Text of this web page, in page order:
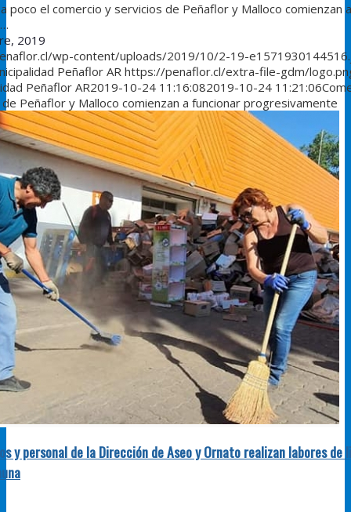
el comercio y servicios de Peñaflor y Malloco comienzan a
2019
wp-content/uploads/2019/10/2-19-
Peñaflor AR https://penaflor.cl/extra-file-gdm/
Peñaflor AR2019-10-24 11:16:082019-10-24 11:21:06
Peñaflor y Malloco comienzan a funcionar progresivamente
y personal de la Dirección de Aseo y Ornato realizan labores de